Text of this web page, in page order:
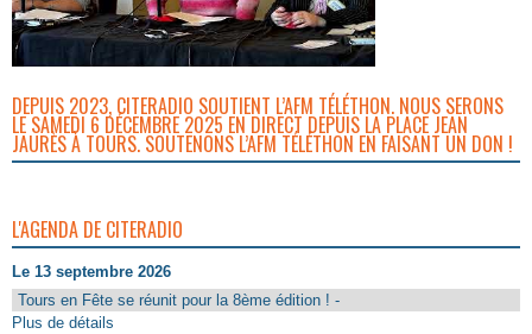
DEPUIS 2023, CITERADIO SOUTIENT L’AFM TÉLÉTHON. NOUS SERONS
LE SAMEDI 6 DÉCEMBRE 2025 EN DIRECT DEPUIS LA PLACE JEAN
JAURÈS À TOURS. SOUTENONS L’AFM TÉLÉTHON EN FAISANT UN DON !
L'AGENDA DE CITERADIO
Le 13 septembre 2026
Tours en Fête se réunit pour la 8ème édition ! -
Plus de détails